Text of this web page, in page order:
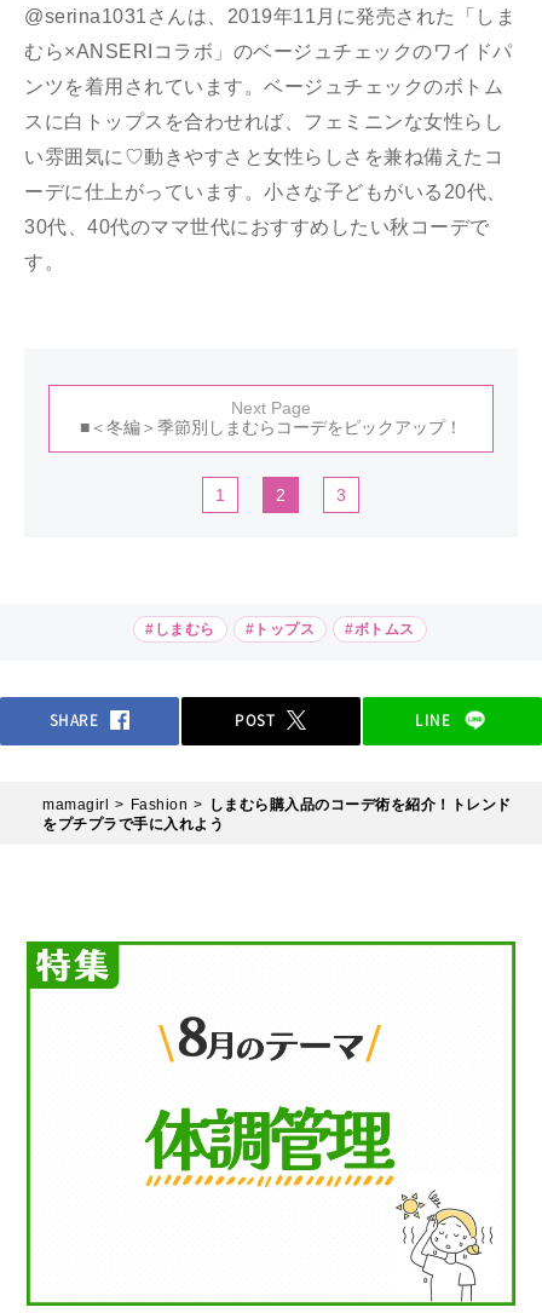
@serina1031さんは、2019年11月に発売された「しま
むら×ANSERIコラボ」のベージュチェックのワイドパ
ンツを着用されています。ベージュチェックのボトム
スに白トップスを合わせれば、フェミニンな女性らし
い雰囲気に♡動きやすさと女性らしさを兼ね備えたコ
ーデに仕上がっています。小さな子どもがいる20代、
30代、40代のママ世代におすすめしたい秋コーデで
す。
Next Page
■＜冬編＞季節別しまむらコーデをピックアップ！
1 2 3
#しまむら #トップス #ボトムス
SHARE POST LINE
mamagirl Fashion
しまむら購入品のコーデ術を紹介！トレンド
をプチプラで手に入れよう